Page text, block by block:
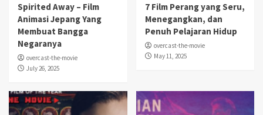
Spirited Away – Film
Animasi Jepang Yang
Membuat Bangga
Negaranya
overcast-the-movie
July 26, 2025
7 Film Perang yang Seru,
Menegangkan, dan
Penuh Pelajaran Hidup
overcast-the-movie
May 11, 2025